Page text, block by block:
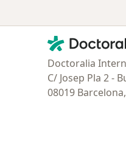
Contacto
Doctoralia - Página de
Doctoralia
C/ Josep Pla 2 -
08019